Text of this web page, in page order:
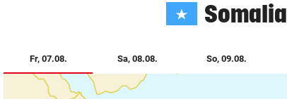
Muthgasse 2, 1190 Wien
Somalia
Fr, 07.08.(ausgewählt)
(ausgewählt)Sa, 08.08. So, 09.08.